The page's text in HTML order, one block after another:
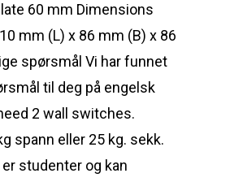
60 mm Dimensions
mm (L) x 86 mm (B) x 86
spørsmål Vi har funnet
til deg på engelsk
2 wall switches.
spann eller 25 kg. sekk.
studenter og kan